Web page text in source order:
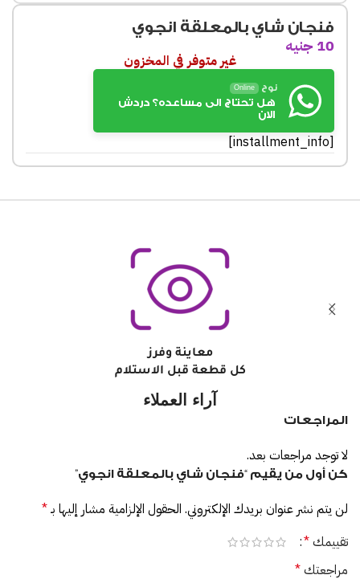
فنجان شاي بالمعلقة انجوي
10 جنيه
غير متوفر في المخزون
نوح Online
هل تحتاج الى مساعده؟ دردش
الان
[installment_info]
معاينة وفرز
كل قطعة قبل الاستلام
آراء العملاء
المراجعات
لا توجد مراجعات بعد.
كن أول من يقيم “فنجان شاي بالمعلقة انجوي”
لن يتم نشر عنوان بريدك الإلكتروني. الحقول الإلزامية مشار إليها بـ*
تقييمك*
مراجعتك*